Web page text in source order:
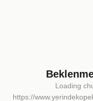
Loading
https://